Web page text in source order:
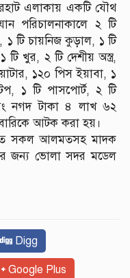
এলাকায় একটি যৌথ
পরিচালনাকালে ২ টি
১ টি চায়নিজ কুড়াল, ১ টি
টি খুর, ২ টি দেশীয় অস্ত্র,
১২০ পিস ইয়াবা, ১
১ টি পাসপোর্ট, ২ টি
নগদ টাকা ৪ লাখ ৬২
আটক করা হয়।
সকল আলমতসহ মাদক
জন্য ভোলা সদর মডেল
Digg
Google Plus